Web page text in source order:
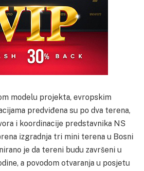
modelu projekta, evropskim
predviđena su po dva terena,
i koordinacije predstavnika NS
izgradnja tri mini terena u Bosni
je da tereni budu završeni u
a povodom otvaranja u posjetu